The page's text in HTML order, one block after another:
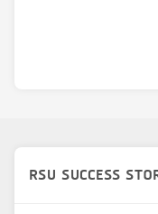
RSU SUCCESS